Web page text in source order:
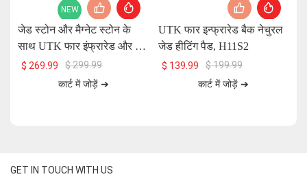
NEW
जेड स्टोन और मैग्नेट स्टोन के
साथ UTK फार इंफ्रारेड और रेड
लाइट हीटिंग पैड, 26 x 20 इंच,
$ 269.99 $299.99
कार्ट में जोड़ें ➔
UTK फार इन्फ्रारेड बैक नेचुरल
जेड हीटिंग पैड, H11S2
$ 139.99 $199.99
कार्ट में जोड़ें ➔
GET IN TOUCH WITH US